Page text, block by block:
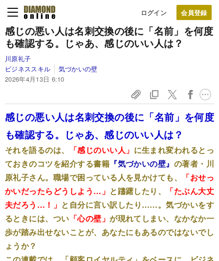
ログイン
感じの悪い人は名刺交換の後に「名前」を何度
も確認する。じゃあ、感じのいい人は？
川原礼子
ビジネススキル
気づかいの壁
2026年4月13日 6:10
感じの悪い人は名刺交換の後に「名前」を何度
も確認する。じゃあ、感じのいい人は？
それを語るのは、 「感じのいい人」 に生まれ変われるとっ
ておきのコツを紹介する書籍 『気づかいの壁』 の著者・川
原礼子さん。職場で困っている人を見かけても、
「おせっ
かいだったらどうしよう…」 と躊躇したり、
「たぶん大丈
夫だろう…！」 と自分に言い訳したり……。気づかいをす
るときには、つい 「心の壁」が現れてしまい、なかなか一
歩が踏み出せないことが、あなたにもあるのではないでし
ょうか？